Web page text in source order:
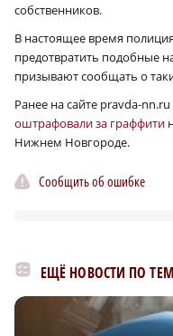
собственников.
В настоящее время
предотвратить подобные
призывают сообщать о
Ранее на сайте pravda-
оштрафовали за граффити
Нижнем Новгороде.
Сообщить об ошибке
ЕЩЁ НОВОСТИ ПО